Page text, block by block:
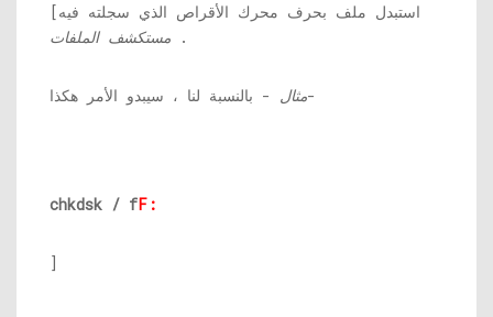
[استبدل ملف بحرف محرك الأقراص الذي سجلته فيه
مستكشف الملفات .
مثال- بالنسبة لنا ، سيبدو الأمر هكذا-
chkdsk / fF:
]